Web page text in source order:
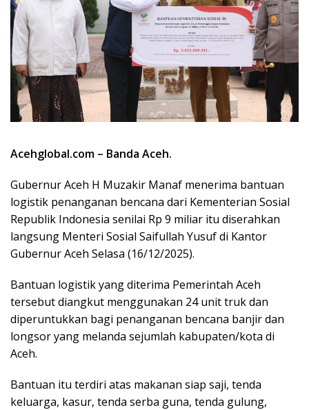
Acehglobal.com – Banda Aceh.
Gubernur Aceh H Muzakir Manaf menerima bantuan
logistik penanganan bencana dari Kementerian Sosial
Republik Indonesia senilai Rp 9 miliar itu diserahkan
langsung Menteri Sosial Saifullah Yusuf di Kantor
Gubernur Aceh Selasa (16/12/2025).
Bantuan logistik yang diterima Pemerintah Aceh
tersebut diangkut menggunakan 24 unit truk dan
diperuntukkan bagi penanganan bencana banjir dan
longsor yang melanda sejumlah kabupaten/kota di
Aceh.
Bantuan itu terdiri atas makanan siap saji, tenda
keluarga, kasur, tenda serba guna, tenda gulung,